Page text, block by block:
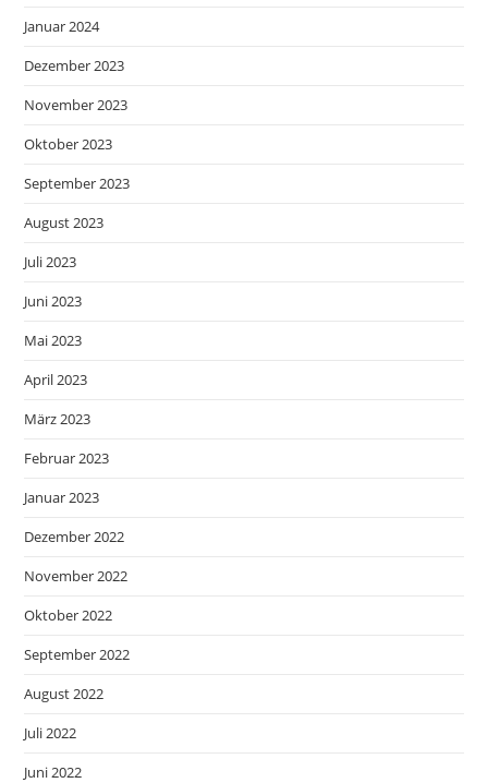
Januar 2024
Dezember 2023
November 2023
Oktober 2023
September 2023
August 2023
Juli 2023
Juni 2023
Mai 2023
April 2023
März 2023
Februar 2023
Januar 2023
Dezember 2022
November 2022
Oktober 2022
September 2022
August 2022
Juli 2022
Juni 2022